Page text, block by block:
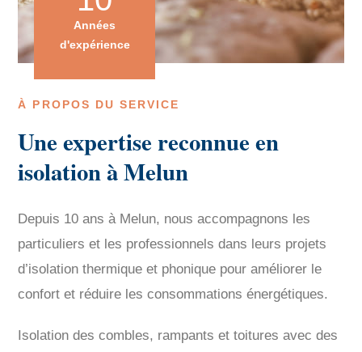
À PROPOS DU SERVICE
Une expertise reconnue en
isolation à Melun
Depuis 10 ans à Melun, nous accompagnons les
particuliers et les professionnels dans leurs projets
d’isolation thermique et phonique pour améliorer le
confort et réduire les consommations énergétiques.
Isolation des combles, rampants et toitures avec des
Années
d'expérience